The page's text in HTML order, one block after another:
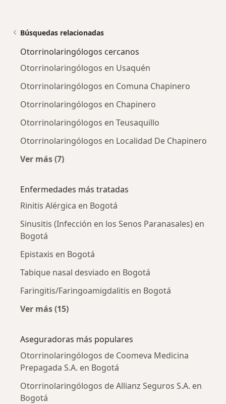
Búsquedas relacionadas
Otorrinolaringólogos cercanos
Otorrinolaringólogos en Usaquén
Otorrinolaringólogos en Comuna Chapinero
Otorrinolaringólogos en Chapinero
Otorrinolaringólogos en Teusaquillo
Otorrinolaringólogos en Localidad De Chapinero
Ver más (7)
Enfermedades más tratadas
Rinitis Alérgica en Bogotá
Sinusitis (Infección en los Senos Paranasales) en
Bogotá
Epistaxis en Bogotá
Tabique nasal desviado en Bogotá
Faringitis/Faringoamigdalitis en Bogotá
Ver más (15)
Aseguradoras más populares
Otorrinolaringólogos de Coomeva Medicina
Prepagada S.A. en Bogotá
Otorrinolaringólogos de Allianz Seguros S.A. en
Bogotá